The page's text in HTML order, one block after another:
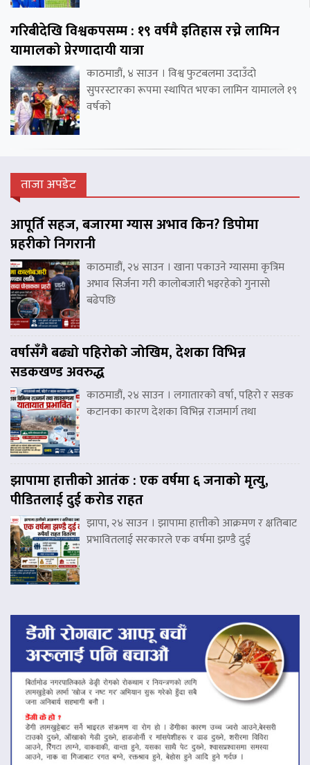
गरिबीदेखि विश्वकपसम्म : १९ वर्षमै इतिहास रच्ने लामिन
यामालको प्रेरणादायी यात्रा
काठमाडौं, ४ साउन । विश्व फुटबलमा उदाउँदो
सुपरस्टारका रूपमा स्थापित भएका लामिन यामालले १९
वर्षको
ताजा अपडेट
आपूर्ति सहज, बजारमा ग्यास अभाव किन? डिपोमा
प्रहरीको निगरानी
काठमाडौं, २४ साउन । खाना पकाउने ग्यासमा कृत्रिम
अभाव सिर्जना गरी कालोबजारी भइरहेको गुनासो
बढेपछि
वर्षासँगै बढ्यो पहिरोको जोखिम, देशका विभिन्न
सडकखण्ड अवरुद्ध
काठमाडौं, २४ साउन । लगातारको वर्षा, पहिरो र सडक
कटानका कारण देशका विभिन्न राजमार्ग तथा
झापामा हात्तीको आतंक : एक वर्षमा ६ जनाको मृत्यु,
पीडितलाई दुई करोड राहत
झापा, २४ साउन । झापामा हात्तीको आक्रमण र क्षतिबाट
प्रभावितलाई सरकारले एक वर्षमा झण्डै दुई